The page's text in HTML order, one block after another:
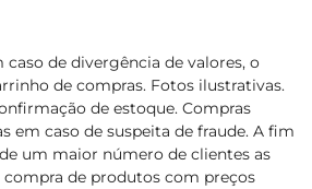
caso de divergência de valores, o
de compras. Fotos ilustrativas.
de estoque. Compras
em caso de suspeita de fraude. A fim
um maior número de clientes as
compra de produtos com preços